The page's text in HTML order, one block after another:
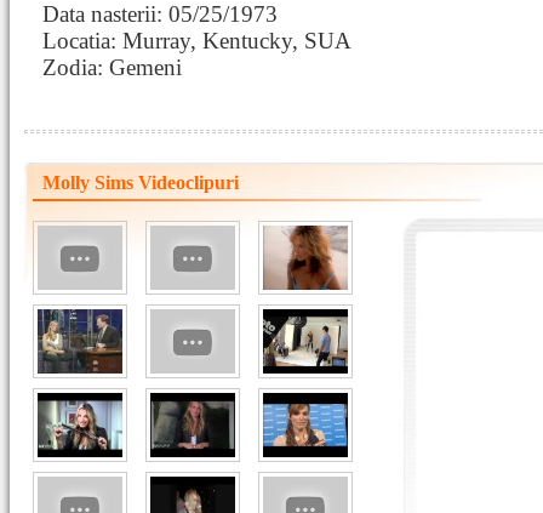
Data nasterii: 05/25/1973
Locatia: Murray, Kentucky, SUA
Zodia: Gemeni
Molly Sims Videoclipuri